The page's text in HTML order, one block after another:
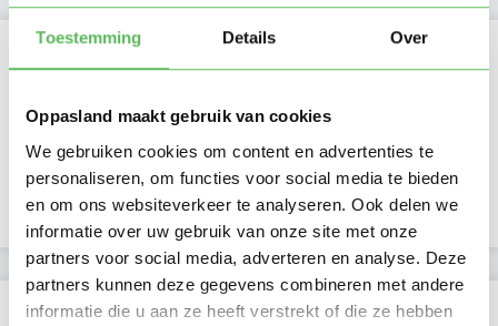
Toestemming Details Over
Oppasland maakt gebruik van cookies
We gebruiken cookies om content en advertenties te
personaliseren, om functies voor social media te bieden
en om ons websiteverkeer te analyseren. Ook delen we
informatie over uw gebruik van onze site met onze
partners voor social media, adverteren en analyse. Deze
partners kunnen deze gegevens combineren met andere
informatie die u aan ze heeft verstrekt of die ze hebben
Activiteit op Oppasland
Lid sinds 11-01-2026
Profiel bijgewerkt 11-01-2026
Verificaties